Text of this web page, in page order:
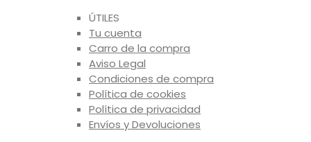
ÚTILES
Tu cuenta
Carro de la compra
Aviso Legal
Condiciones de compra
Política de cookies
Política de privacidad
Envíos y Devoluciones